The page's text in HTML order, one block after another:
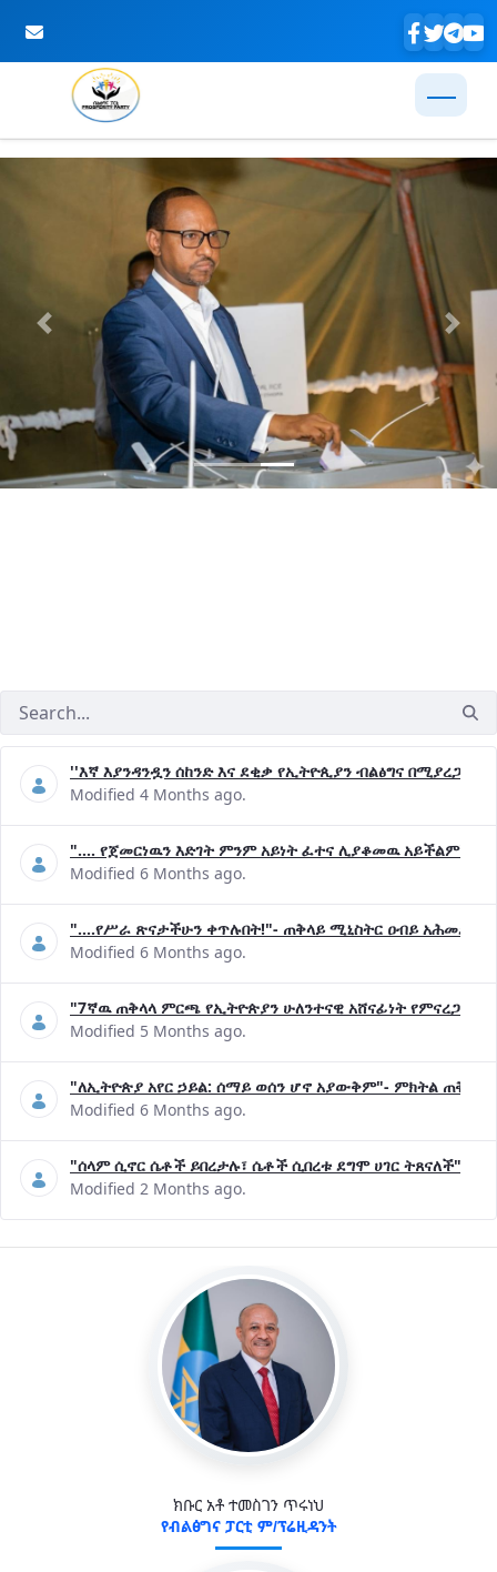
Skip to Main Content
Previous Next
''እኛ እያንዳንዷን ሰከንድ እና ደቂቃ የኢትዮጲያን ብልፅግና
Modified 4 Months ago.
".... የጀመርነዉን እድገት ምንም አይነት ፈተና ሊያቆመዉ አይችልም"-
Modified 6 Months ago.
"....የሥራ ጽናታችሁን ቀጥሉበት!"- ጠቅላይ ሚኒስትር ዐብይ አሕመድ (ዶ/
Modified 6 Months ago.
"7ኛዉ ጠቅላላ ምርጫ የኢትዮጵያን ሁለንተናዊ አሸናፊነት
Modified 5 Months ago.
"ለኢትዮጵያ አየር ኃይል: ሰማይ ወሰን ሆኖ አያውቅም"- ምክትል ጠቅላይ
Modified 6 Months ago.
"ሰላም ሲኖር ሴቶች ይበረታሉ፣ ሴቶች ሲበረቱ ደግሞ ሀገር ትጸናለች"-
Modified 2 Months ago.
ክቡር አቶ ተመስገን ጥሩነህ
የብልፅግና ፓርቲ ም/ፕሬዚዳንት